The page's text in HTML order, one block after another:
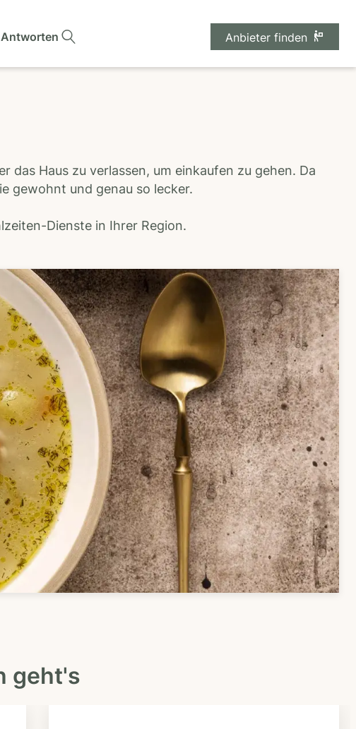
Antworten Anbieter finden
Haus zu verlassen, um einkaufen zu gehen. Da
gewohnt und genau so lecker.
Dienste in Ihrer Region.
geht's